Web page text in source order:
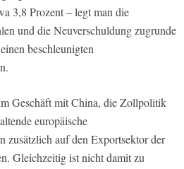
3,8 Prozent – legt man die
und die Neuverschuldung zugrunde
beschleunigten
Geschäft mit China, die Zollpolitik
europäische
zusätzlich auf den Exportsektor der
Gleichzeitig ist nicht damit zu